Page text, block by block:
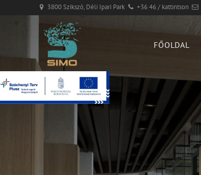
3800 Szikszó, Déli Ipari Park +36 46 / kattintson
FŐOLDAL